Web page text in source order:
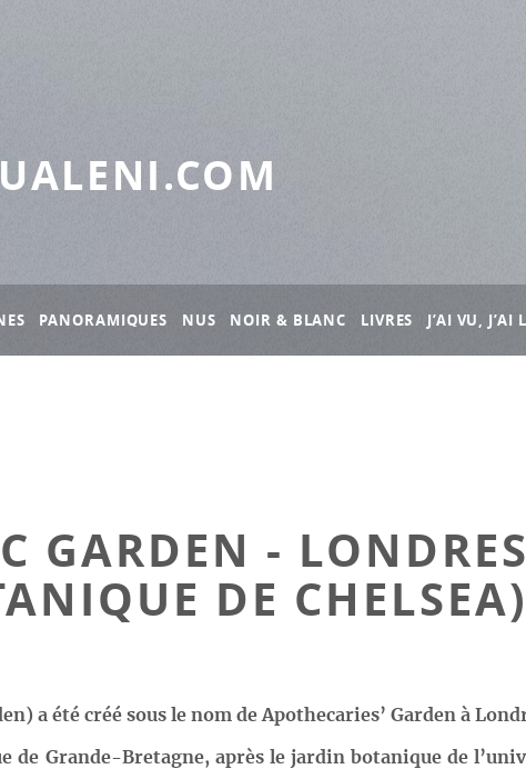
PANORAMIQUES NUS NOIR & BLANC LIVRES J’AI VU, J’AI
GARDEN -
DE CHELSEA)
a été créé sous le nom de Apothecaries’ Garden à
de Grande-Bretagne, après le jardin botanique de